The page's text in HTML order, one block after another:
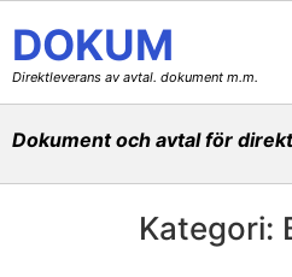
DOKUM
Direktleverans av avtal. dokument m.m.
Dokument och avtal för
Kategori: